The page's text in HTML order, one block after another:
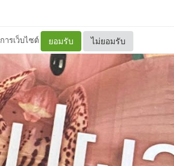
ารเว็บไซต์ ยอมรับ ไม่ยอมรับ